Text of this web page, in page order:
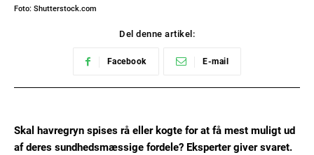
Foto: Shutterstock.com
Del denne artikel:
Facebook E-mail
Skal havregryn spises rå eller kogte for at få mest muligt ud
af deres sundhedsmæssige fordele? Eksperter giver svaret.